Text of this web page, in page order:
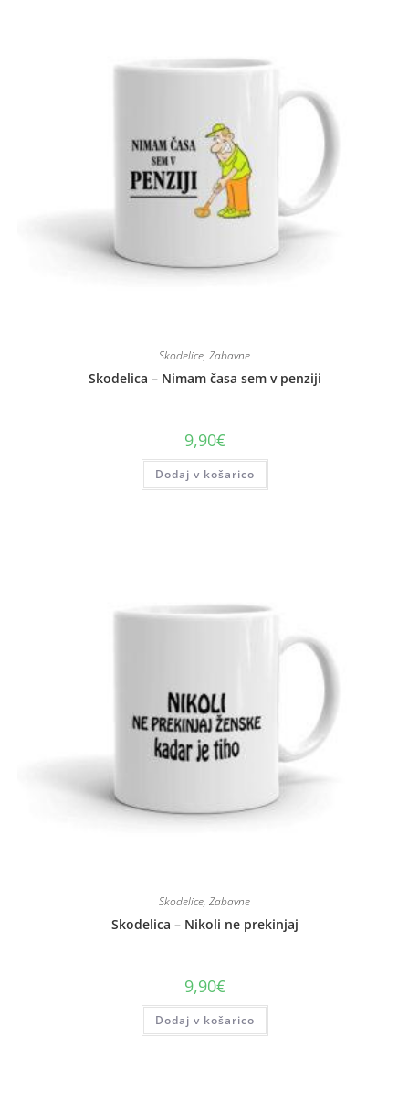
Skodelice, Zabavne
Skodelica – Nimam časa sem v penziji
9,90€
Dodaj v košarico
Skodelice, Zabavne
Skodelica – Nikoli ne prekinjaj
9,90€
Dodaj v košarico